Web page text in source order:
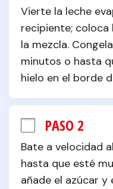
Vierte la leche
recipiente; coloca
la mezcla.
minutos o hasta
hielo en el borde
PASO 2
Bate a velocidad
hasta que esté
añade el azúcar